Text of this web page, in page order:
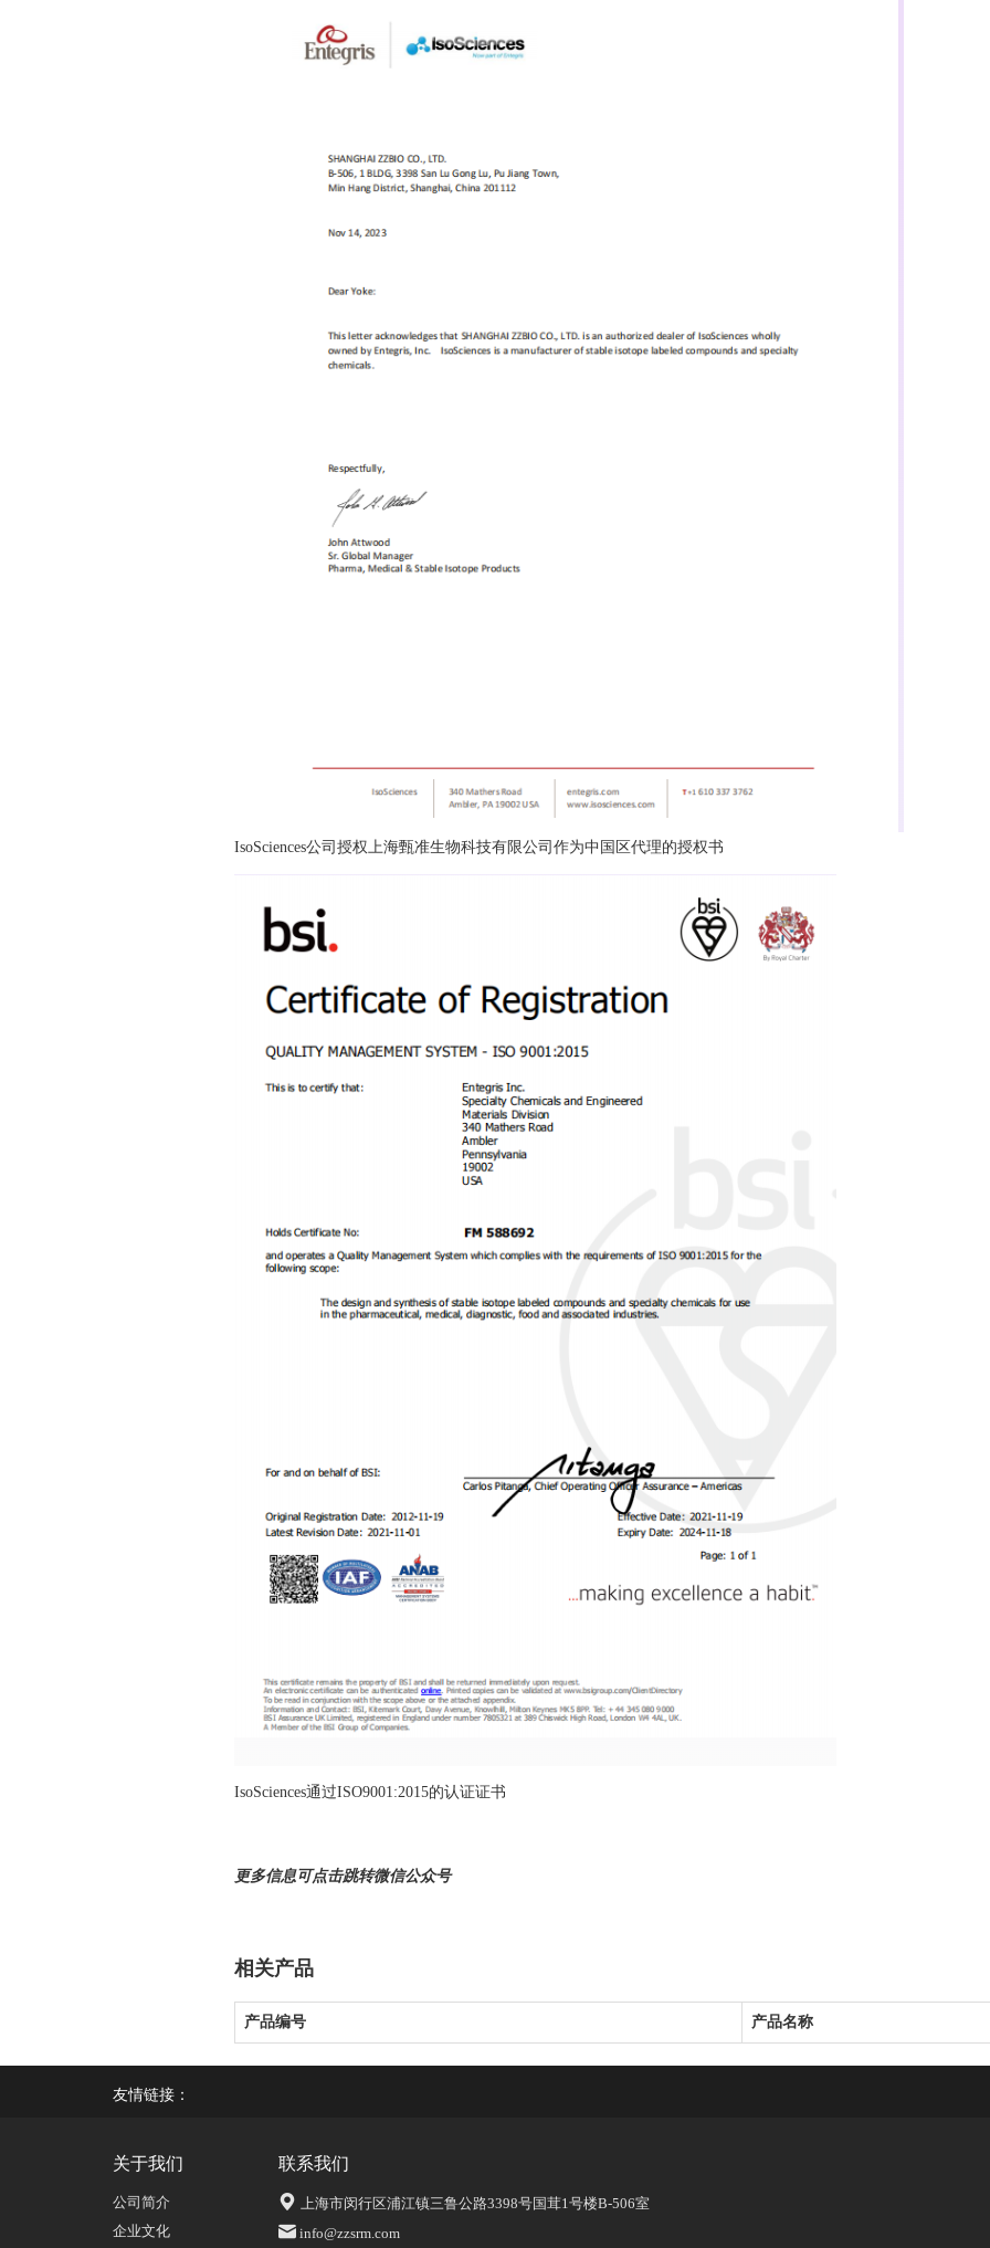
IsoSciences公司授权上海甄准生物科技有限公司作为中国区代理的授权书
IsoSciences通过ISO9001:2015的认证证书
更多信息可点击跳转微信公众号
相关产品
产品编号 产品名称
友情链接：
关于我们
公司简介
企业文化
联系我们
上海市闵行区浦江镇三鲁公路3398号国茸1号楼B-506室
info@zzsrm.com